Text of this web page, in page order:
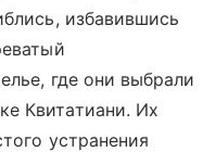
избавившись
где они выбрали
Квитатиани. Их
устранения